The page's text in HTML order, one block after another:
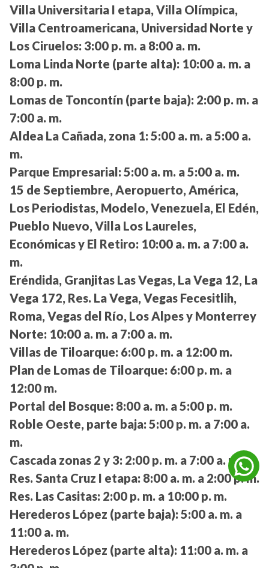
Villa Universitaria I etapa, Villa Olímpica,
Villa Centroamericana, Universidad Norte y
Los Ciruelos: 3:00 p. m. a 8:00 a. m.
Loma Linda Norte (parte alta): 10:00 a. m. a
8:00 p. m.
Lomas de Toncontín (parte baja): 2:00 p. m. a
7:00 a. m.
Aldea La Cañada, zona 1: 5:00 a. m. a 5:00 a.
m.
Parque Empresarial: 5:00 a. m. a 5:00 a. m.
15 de Septiembre, Aeropuerto, América,
Los Periodistas, Modelo, Venezuela, El Edén,
Pueblo Nuevo, Villa Los Laureles,
Económicas y El Retiro: 10:00 a. m. a 7:00 a.
m.
Eréndida, Granjitas Las Vegas, La Vega 12, La
Vega 172, Res. La Vega, Vegas Fecesitlih,
Roma, Vegas del Río, Los Alpes y Monterrey
Norte: 10:00 a. m. a 7:00 a. m.
Villas de Tiloarque: 6:00 p. m. a 12:00 m.
Plan de Lomas de Tiloarque: 6:00 p. m. a
12:00 m.
Portal del Bosque: 8:00 a. m. a 5:00 p. m.
Roble Oeste, parte baja: 5:00 p. m. a 7:00 a.
m.
Cascada zonas 2 y 3: 2:00 p. m. a 7:00 a. m.
Res. Santa Cruz I etapa: 8:00 a. m. a 2:00 p. m.
Res. Las Casitas: 2:00 p. m. a 10:00 p. m.
Herederos López (parte baja): 5:00 a. m. a
11:00 a. m.
Herederos López (parte alta): 11:00 a. m. a